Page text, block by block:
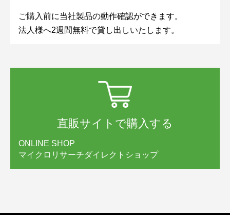
ご購入前に当社製品の動作確認ができます。
法人様へ2週間無料で貸し出しいたします。
直販サイトで購入する
ONLINE SHOP
マイクロリサーチダイレクトショップ